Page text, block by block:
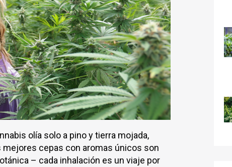
olía solo a pino y tierra mojada,
mejores cepas con aromas únicos son
– cada inhalación es un viaje por